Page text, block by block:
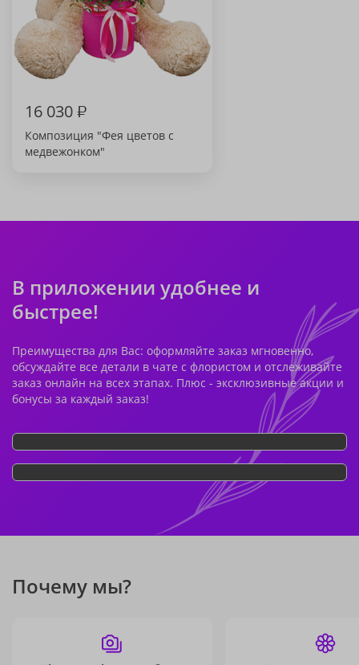
16 030₽
Композиция "Фея цветов с
медвежонком"
В приложении удобнее и
быстрее!
Преимущества для Вас: оформляйте заказ мгновенно,
обсуждайте все детали в чате с флористом и отслеживайте
заказ онлайн на всех этапах. Плюс - эксклюзивные акции и
бонусы за каждый заказ!
Почему мы?